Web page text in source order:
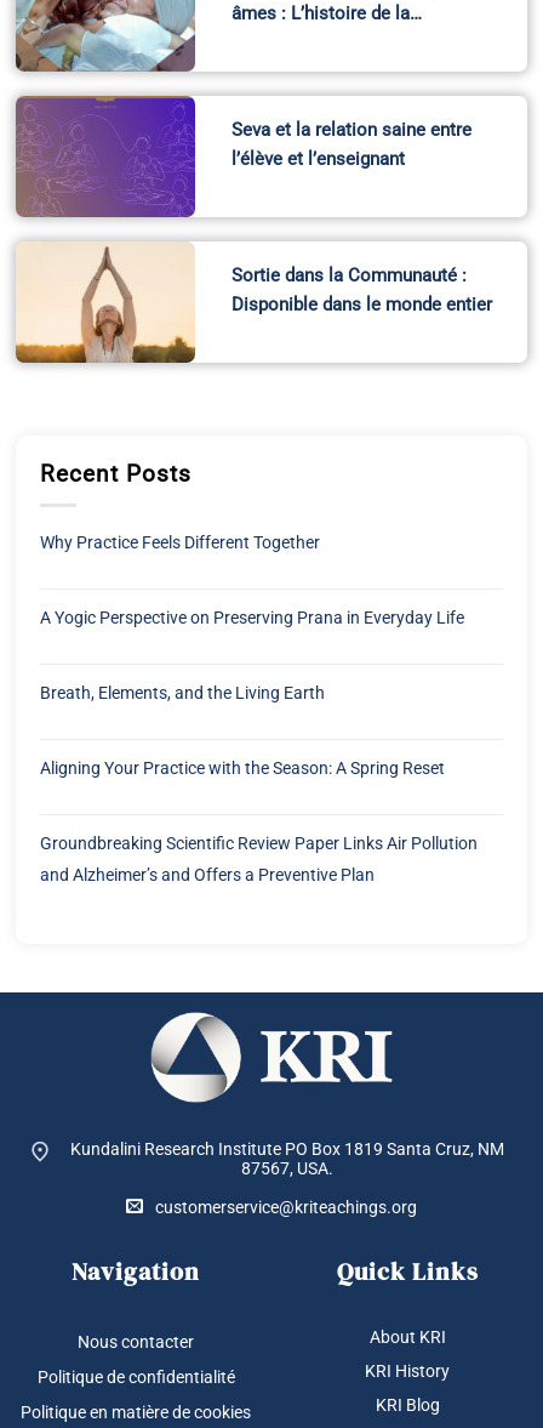
âmes : L’histoire de la…
Seva et la relation saine entre
l’élève et l’enseignant
Sortie dans la Communauté :
Disponible dans le monde entier
Recent Posts
Why Practice Feels Different Together
A Yogic Perspective on Preserving Prana in Everyday Life
Breath, Elements, and the Living Earth
Aligning Your Practice with the Season: A Spring Reset
Groundbreaking Scientific Review Paper Links Air Pollution
and Alzheimer’s and Offers a Preventive Plan
Kundalini Research Institute PO Box 1819 Santa Cruz, NM
87567, USA.
customerservice@kriteachings.org
Navigation
Nous contacter
Politique de confidentialité
Politique en matière de cookies
Quick Links
About KRI
KRI History
KRI Blog